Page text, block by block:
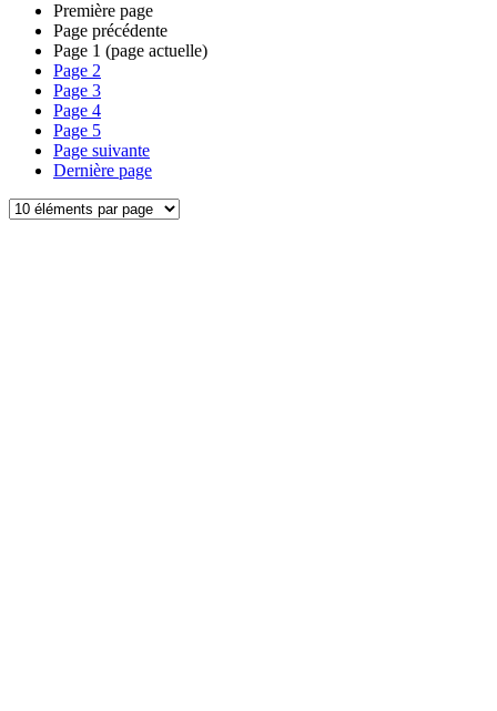
Première page
Page précédente
Page 1 (page actuelle)
Page 2
Page 3
Page 4
Page 5
Page suivante
Dernière page